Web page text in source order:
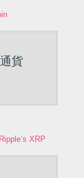
貨
XRP